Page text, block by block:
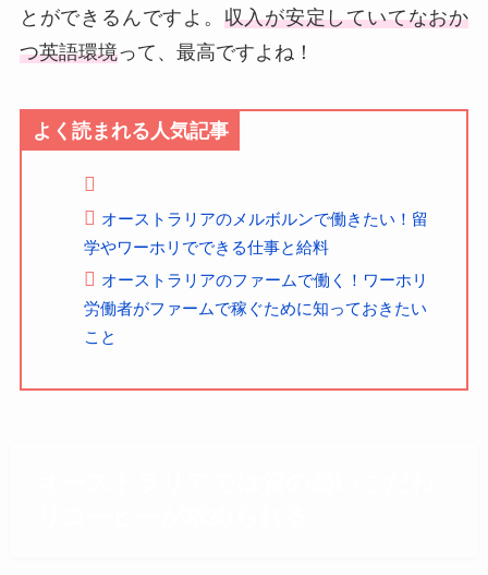
とができるんですよ。 収入が安定していてなおか
つ英語環境って、最高ですよね！
よく読まれる人気記事
オーストラリアのメルボルンで働きたい！留
学やワーホリでできる仕事と給料
オーストラリアのファームで働く！ワーホリ
労働者がファームで稼ぐために知っておきたい
こと